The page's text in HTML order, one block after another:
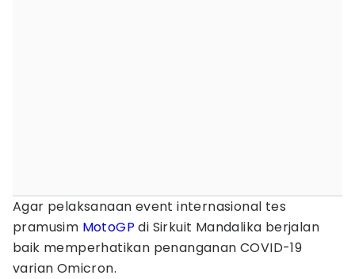
Agar pelaksanaan event internasional tes
pramusim MotoGP di Sirkuit Mandalika berjalan
baik memperhatikan penanganan COVID-19
varian Omicron.